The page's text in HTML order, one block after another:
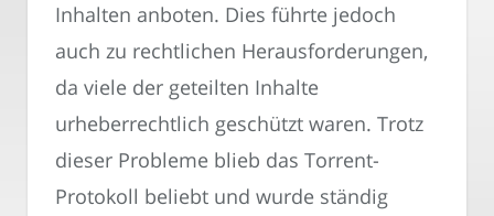
Inhalten anboten. Dies führte jedoch
auch zu rechtlichen Herausforderungen,
da viele der geteilten Inhalte
urheberrechtlich geschützt waren. Trotz
dieser Probleme blieb das Torrent-
Protokoll beliebt und wurde ständig